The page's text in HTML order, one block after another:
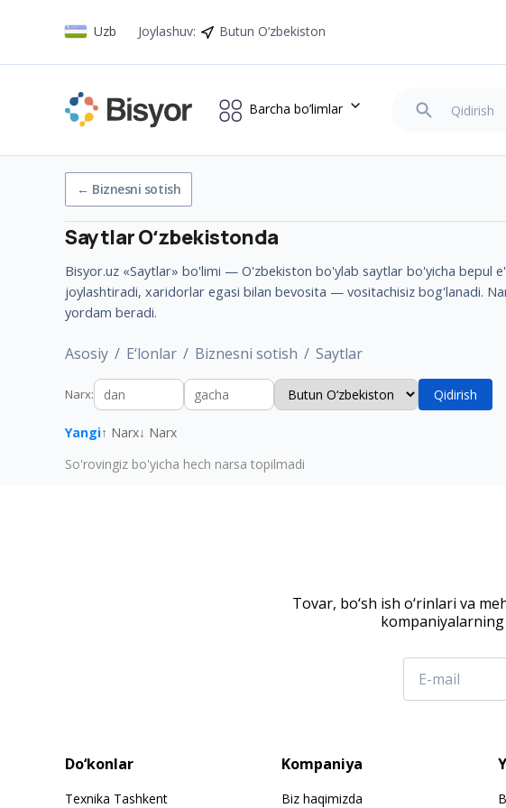
Uzb Joylashuv: Butun O‘zbekiston
Barcha bo’limlar
← Biznesni sotish
SaytlarOʻzbekistonda
Bisyor.uz «Saytlar» bo'limi — O'zbekiston bo'ylab saytlar bo'yicha bepul
joylashtiradi, xaridorlar egasi bilan bevosita — vositachisiz bog'lanadi.
yordam beradi.
Asosiy E‘lonlar Biznesni sotish Saytlar
Narx: Qidirish
Yangi↑ Narx↓ Narx
So'rovingiz bo'yicha hech narsa topilmadi
Tovar, bo‘sh ish o‘rinlari va
Do‘konlar
Texnika Tashkent
Kompaniya
Biz haqimizda